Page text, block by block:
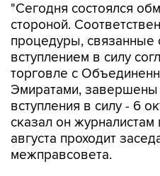
"Сегодня состоялся
стороной.
процедуры, связанные
вступлением в силу
торговле с
Эмиратами, завершены
вступления в силу - 6
сказал он
августа проходит
межправсовета.